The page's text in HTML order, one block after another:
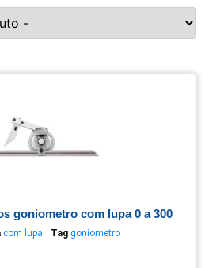
goniometro com lupa 0 a 300
com lupa Tag goniometro